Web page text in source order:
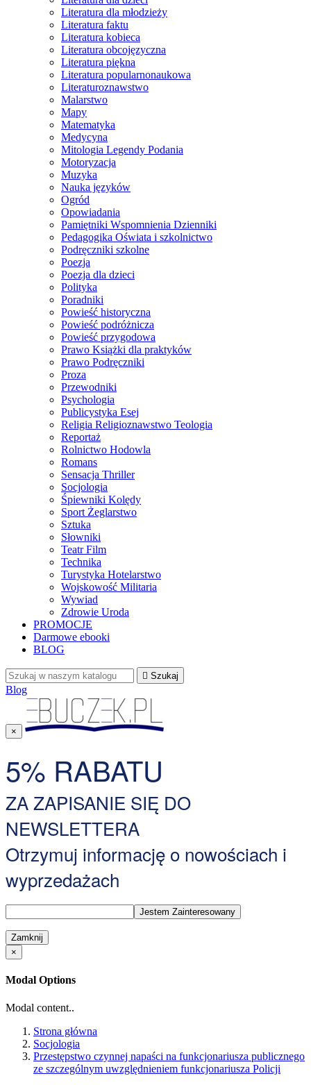
Literatura dla młodzieży
Literatura faktu
Literatura kobieca
Literatura obcojęzyczna
Literatura piękna
Literatura popularnonaukowa
Literaturoznawstwo
Malarstwo
Mapy
Matematyka
Medycyna
Mitologia Legendy Podania
Motoryzacja
Muzyka
Nauka języków
Ogród
Opowiadania
Pamiętniki Wspomnienia Dzienniki
Pedagogika Oświata i szkolnictwo
Podręczniki szkolne
Poezja
Poezja dla dzieci
Polityka
Poradniki
Powieść historyczna
Powieść podróżnicza
Powieść przygodowa
Prawo Książki dla praktyków
Prawo Podręczniki
Proza
Przewodniki
Psychologia
Publicystyka Esej
Religia Religioznawstwo Teologia
Reportaż
Rolnictwo Hodowla
Romans
Sensacja Thriller
Socjologia
Śpiewniki Kolędy
Sport Żeglarstwo
Sztuka
Słowniki
Teatr Film
Technika
Turystyka Hotelarstwo
Wojskowość Militaria
Wywiad
Zdrowie Uroda
PROMOCJE
Darmowe ebooki
BLOG
 Szukaj
Blog
×
5% RABATU
ZA ZAPISANIE SIĘ DO
NEWSLETTERA
Otrzymuj informację o nowościach i
wyprzedażach
Zamknij
×
Modal Options
Modal content..
Strona główna
Socjologia
Przestępstwo czynnej napaści na funkcjonariusza publicznego
ze szczególnym uwzględnieniem funkcjonariusza Policji